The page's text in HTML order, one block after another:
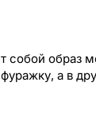
собой образ
а в